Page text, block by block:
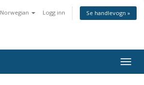
Norwegian Logg inn Se handlevogn »